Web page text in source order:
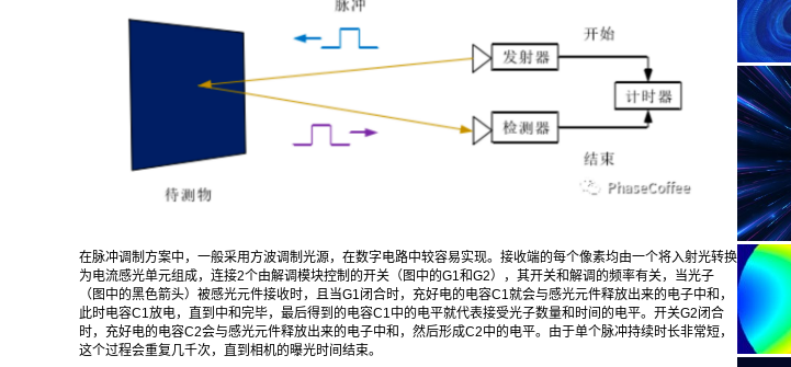
在脉冲调制方案中，一般采用方波调制光源，在数字电路中较容易实现。接收端的每个像素均由一个将入射光转换
为电流感光单元组成，连接2个由解调模块控制的开关（图中的G1和G2），其开关和解调的频率有关，当光子
（图中的黑色箭头）被感光元件接收时，且当G1闭合时，充好电的电容C1就会与感光元件释放出来的电子中和，
此时电容C1放电，直到中和完毕，最后得到的电容C1中的电平就代表接受光子数量和时间的电平。开关G2闭合
时，充好电的电容C2会与感光元件释放出来的电子中和，然后形成C2中的电平。由于单个脉冲持续时长非常短，
这个过程会重复几千次，直到相机的曝光时间结束。